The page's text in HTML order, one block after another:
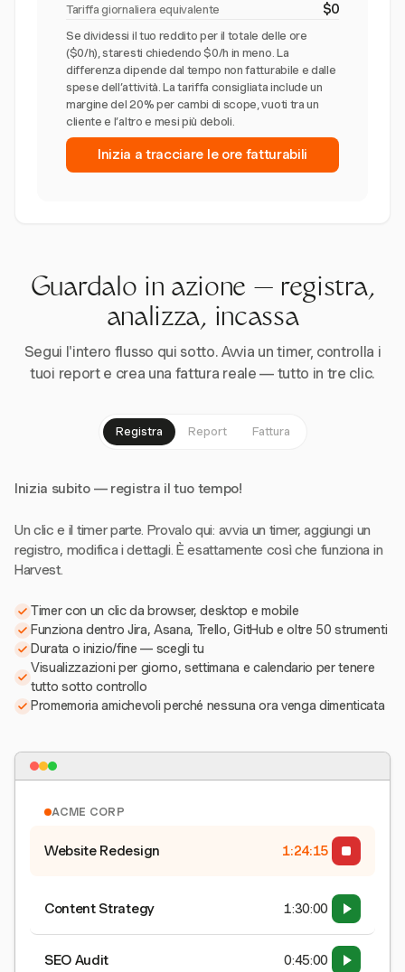
Tariffa giornaliera equivalente $0
Se dividessi il tuo reddito per il totale delle ore
($0/h), staresti chiedendo $0/h in meno. La
differenza dipende dal tempo non fatturabile e dalle
spese dell’attività. La tariffa consigliata include un
margine del 20% per cambi di scope, vuoti tra un
cliente e l’altro e mesi più deboli.
Inizia a tracciare le ore fatturabili
Guardalo in azione — registra,
analizza, incassa
Segui l'intero flusso qui sotto. Avvia un timer, controlla i
tuoi report e crea una fattura reale — tutto in tre clic.
Registra Report Fattura
Inizia subito — registra il tuo tempo!
Un clic e il timer parte. Provalo qui: avvia un timer, aggiungi un
registro, modifica i dettagli. È esattamente così che funziona in
Harvest.
Timer con un clic da browser, desktop e mobile
Funziona dentro Jira, Asana, Trello, GitHub e oltre 50 strumenti
Durata o inizio/fine — scegli tu
Visualizzazioni per giorno, settimana e calendario per tenere
tutto sotto controllo
Promemoria amichevoli perché nessuna ora venga dimenticata
ACME CORP
Website Redesign 1:24:15
Content Strategy 1:30:00
SEO Audit 0:45:00